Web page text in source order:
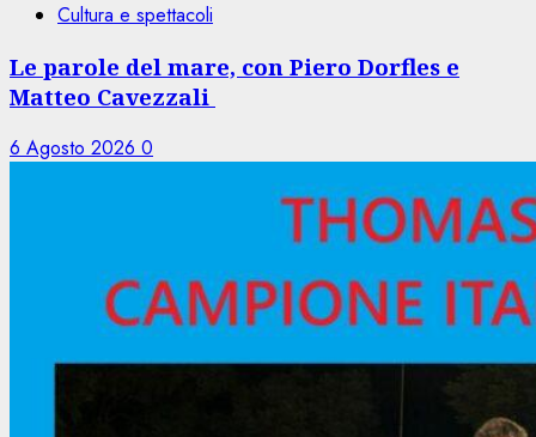
Cultura e spettacoli
Le parole del mare, con Piero Dorfles e
Matteo Cavezzali
6 Agosto 2026 0